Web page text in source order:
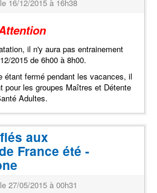
16/12/2015 à 16h38
il n'y aura pas entrainement
2015 de 6h00 à 8h00.
étant fermé pendant les vacances, il
pour les groupes Maîtres et Détente
Adultes.
aux
France été -
27/05/2015 à 00h31